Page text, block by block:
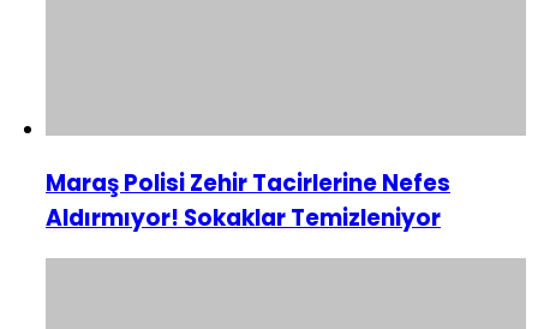
Maraş Polisi Zehir Tacirlerine Nefes
Aldırmıyor! Sokaklar Temizleniyor